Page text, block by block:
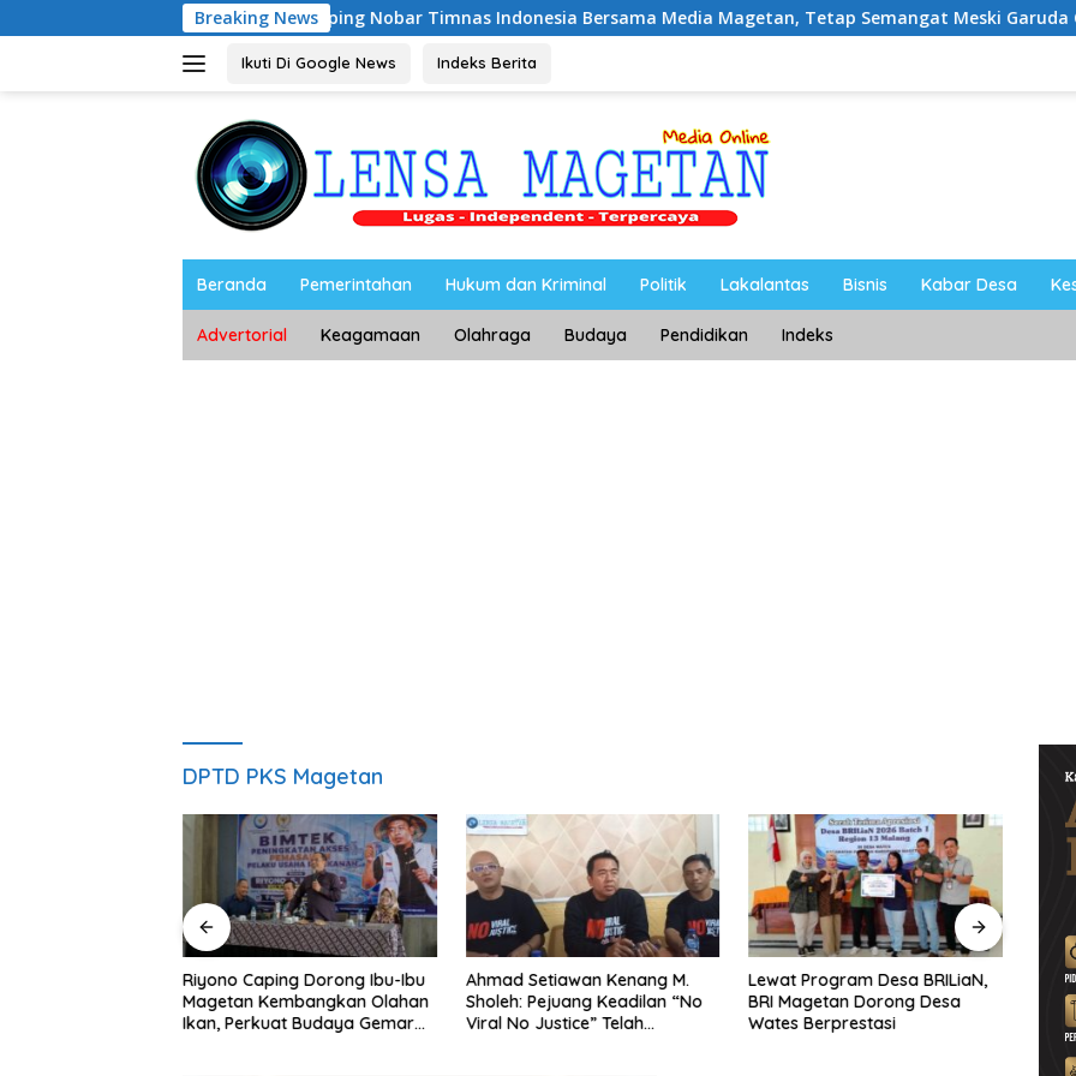
ke
Breaking News
Riyono Caping Nobar Timnas Indonesia Bersama Media Magetan, Tetap Semangat Meski Garuda Gagal Lolos
Ikuti Di Google News Indeks Berita
Beranda Pemerintahan Hukum dan Kriminal Politik Lakalantas Bisnis Kabar Desa
Advertorial Keagamaan Olahraga Budaya Pendidikan Indeks
DPTD PKS Magetan
Riyono Caping Dorong Ibu-Ibu
Magetan Kembangkan Olahan
Ikan, Perkuat Budaya Gemar
Ahmad Setiawan Kenang M.
Sholeh: Pejuang Keadilan “No
Viral No Justice” Telah
Lewat Program Desa BRILiaN,
BRI Magetan Dorong Desa
Wates Berprestasi